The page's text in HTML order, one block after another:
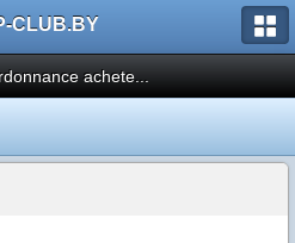
CLUB.BY
achete...